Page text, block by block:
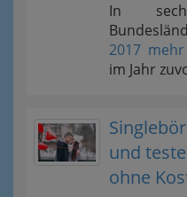
In
2017
im Jahr
und
ohne